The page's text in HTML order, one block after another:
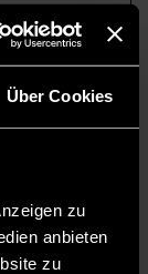
Über Cookies
zu
anbieten
zu
aus Nicht-
dazu
und